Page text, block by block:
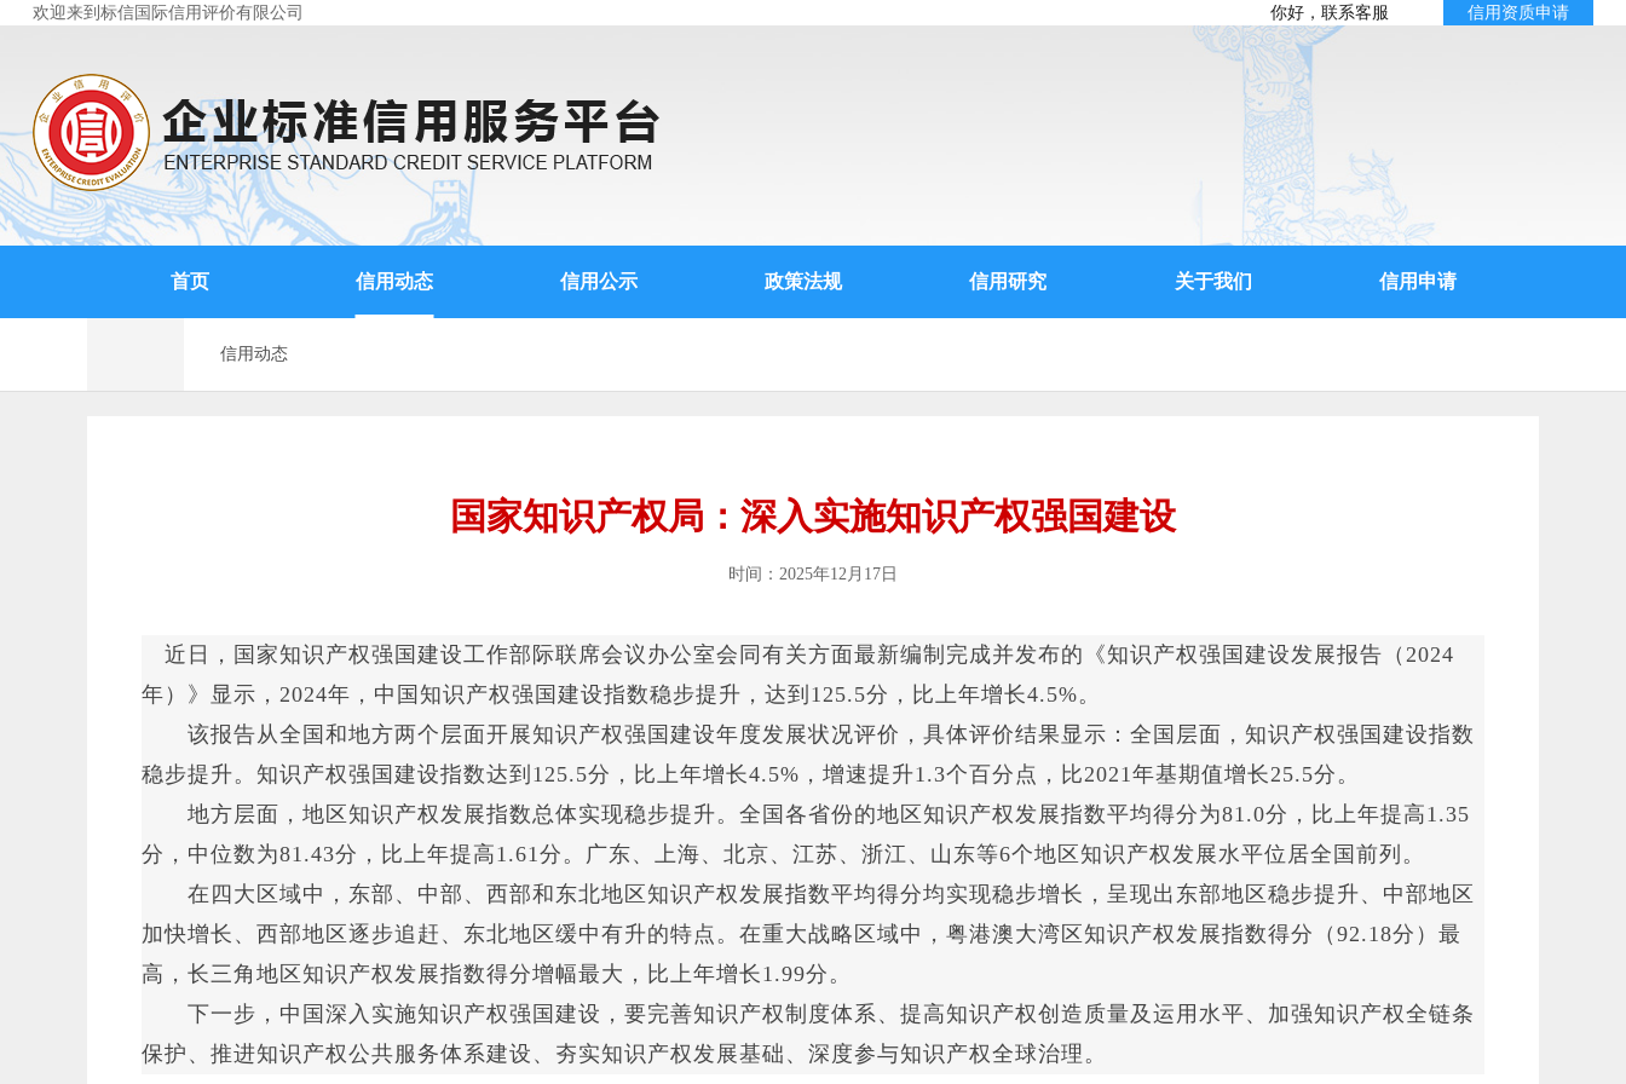
欢迎来到标信国际信用评价有限公司 你好，联系客服 信用资质申请
首页 信用动态 信用公示 政策法规 信用研究 关于我们 信用申请
信用动态
国家知识产权局：深入实施知识产权强国建设
时间：2025年12月17日
近日，国家知识产权强国建设工作部际联席会议办公室会同有关方面最新编制完成并发布的《知识产权强国建设发展报告（2024
年）》显示，2024年，中国知识产权强国建设指数稳步提升，达到125.5分，比上年增长4.5%。
该报告从全国和地方两个层面开展知识产权强国建设年度发展状况评价，具体评价结果显示：全国层面，知识产权强国建设指数
稳步提升。知识产权强国建设指数达到125.5分，比上年增长4.5%，增速提升1.3个百分点，比2021年基期值增长25.5分。
地方层面，地区知识产权发展指数总体实现稳步提升。全国各省份的地区知识产权发展指数平均得分为81.0分，比上年提高1.35
分，中位数为81.43分，比上年提高1.61分。广东、上海、北京、江苏、浙江、山东等6个地区知识产权发展水平位居全国前列。
在四大区域中，东部、中部、西部和东北地区知识产权发展指数平均得分均实现稳步增长，呈现出东部地区稳步提升、中部地区
加快增长、西部地区逐步追赶、东北地区缓中有升的特点。在重大战略区域中，粤港澳大湾区知识产权发展指数得分（92.18分）最
高，长三角地区知识产权发展指数得分增幅最大，比上年增长1.99分。
下一步，中国深入实施知识产权强国建设，要完善知识产权制度体系、提高知识产权创造质量及运用水平、加强知识产权全链条
保护、推进知识产权公共服务体系建设、夯实知识产权发展基础、深度参与知识产权全球治理。